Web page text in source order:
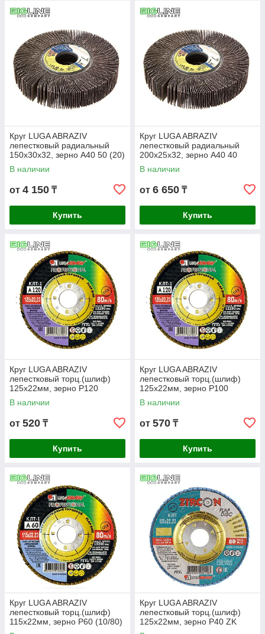
Круг LUGA ABRAZIV
лепестковый радиальный
150х30x32, зерно А40 50 (20)
В наличии
от 4 150 ₸
Купить
Круг LUGA ABRAZIV
лепестковый радиальный
200х25x32, зерно А40 40
В наличии
от 6 650 ₸
Купить
Круг LUGA ABRAZIV
лепестковый торц.(шлиф)
125х22мм, зерно Р120
(10/80)
В наличии
от 520 ₸
Купить
Круг LUGA ABRAZIV
лепестковый торц.(шлиф)
125х22мм, зерно Р100
(10/80)
В наличии
от 570 ₸
Купить
Круг LUGA ABRAZIV
лепестковый торц.(шлиф)
115х22мм, зерно Р60 (10/80)
Круг LUGA ABRAZIV
лепестковый торц.(шлиф)
125х22мм, зерно Р40 ZK
(10/80)